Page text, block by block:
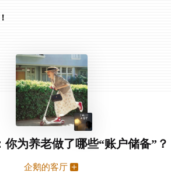
你为养老做了哪些“账户储备”？
企鹅的客厅